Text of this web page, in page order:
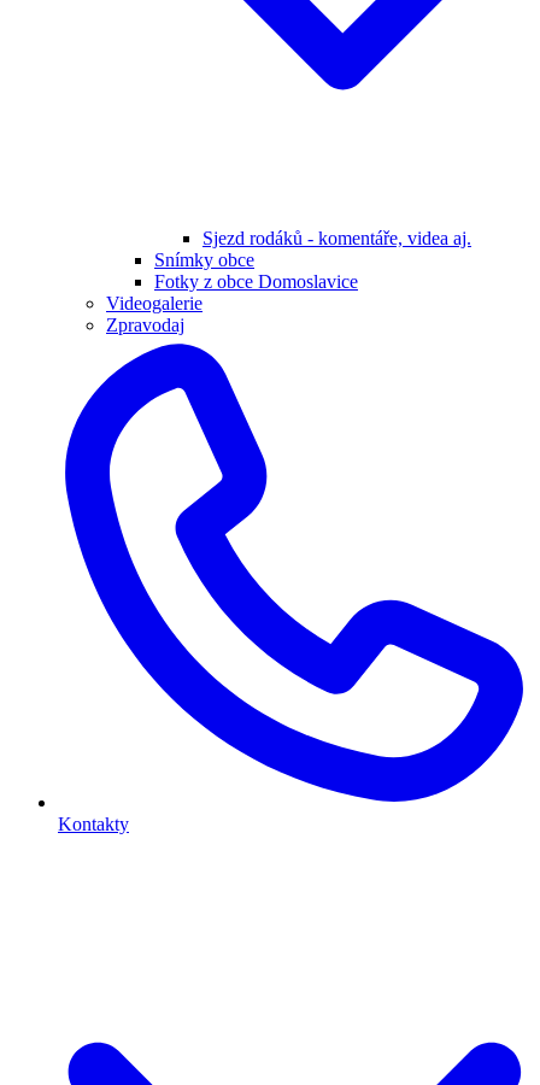
Sjezd rodáků - komentáře, videa aj.
Snímky obce
Fotky z obce Domoslavice
Videogalerie
Zpravodaj
Kontakty